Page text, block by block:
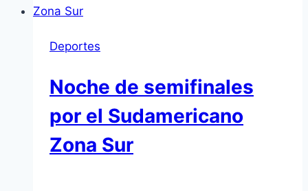
Deportes
Noche de semifinales
por el Sudamericano
Zona Sur